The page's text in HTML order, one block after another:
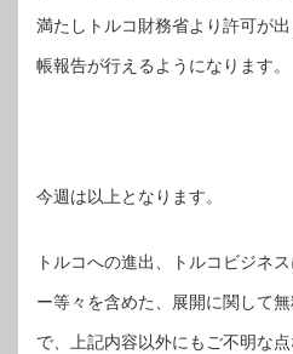
満たしトルコ財務省より許可が
帳報告が行えるようになります。
今週は以上となります。
トルコへの進出、トルコビジネ
ー等々を含めた、展開に関して
で、上記内容以外にもご不明な